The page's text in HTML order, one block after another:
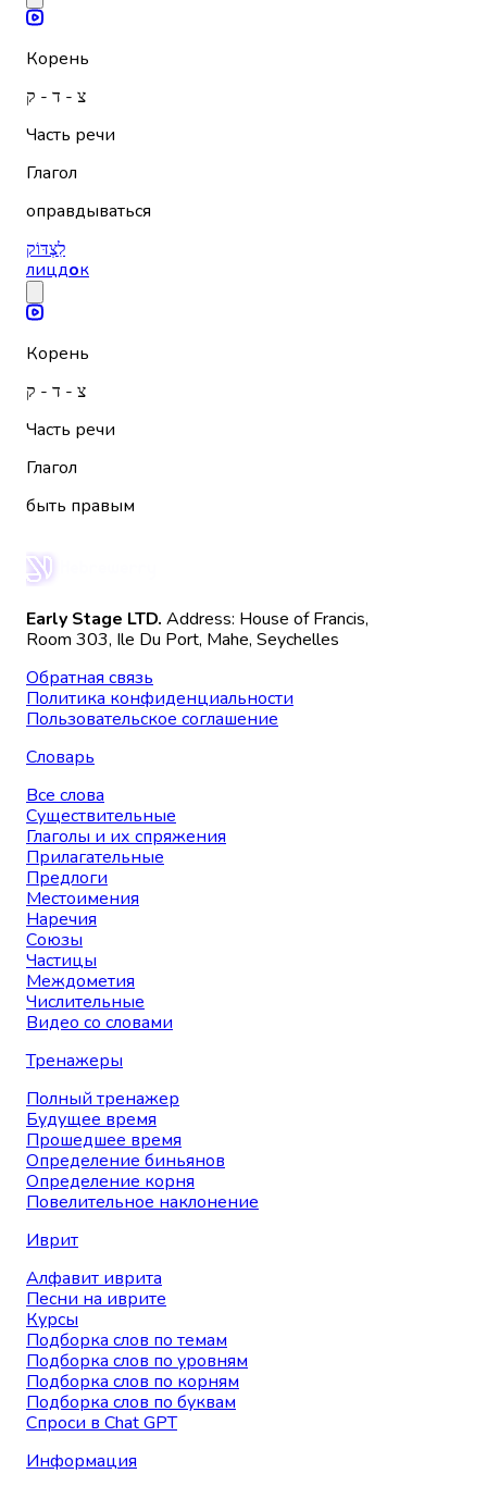
Корень
צ - ד - ק
Часть речи
Глагол
оправдываться
לִצְדּוֹק
лицдок
Корень
צ - ד - ק
Часть речи
Глагол
быть правым
Early Stage LTD. Address: House of Francis,
Room 303, Ile Du Port, Mahe, Seychelles
Обратная связь
Политика конфиденциальности
Пользовательское соглашение
Словарь
Все слова
Существительные
Глаголы и их спряжения
Прилагательные
Предлоги
Местоимения
Наречия
Союзы
Частицы
Междометия
Числительные
Видео со словами
Тренажеры
Полный тренажер
Будущее время
Прошедшее время
Определение биньянов
Определение корня
Повелительное наклонение
Иврит
Алфавит иврита
Песни на иврите
Курсы
Подборка слов по темам
Подборка слов по уровням
Подборка слов по корням
Подборка слов по буквам
Спроси в Chat GPT
Информация